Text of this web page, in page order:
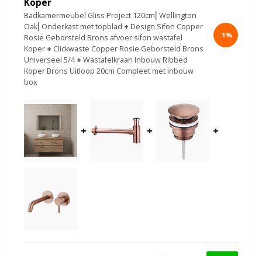
Koper
Badkamermeubel Gliss Project 120cm⎢Wellington
Oak⎢Onderkast met topblad + Design Sifon Copper
Rosie Geborsteld Brons afvoer sifon wastafel
Koper + Clickwaste Copper Rosie Geborsteld Brons
Universeel 5/4 + Wastafelkraan Inbouw Ribbed
Koper Brons Uitloop 20cm Compleet met inbouw
box
-1%
+ + +